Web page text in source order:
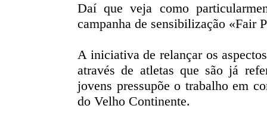
Daí que veja como
campanha de sensibilização «Fair
A iniciativa de relançar os
através de atletas que são já
jovens pressupõe o trabalho em
do Velho Continente.